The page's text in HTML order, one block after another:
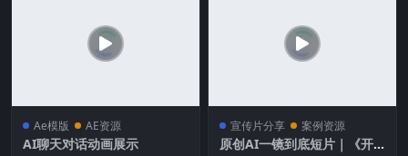
Ae模版 AE资源
AI聊天对话动画展示
宣传片分享 案例资源
原创AI一镜到底短片｜《开